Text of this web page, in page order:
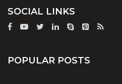
SOCIAL LINKS
POPULAR POSTS